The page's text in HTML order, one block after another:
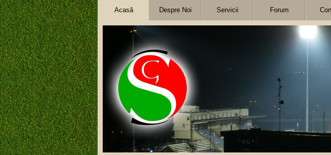
Acasă Despre Noi Servicii Forum